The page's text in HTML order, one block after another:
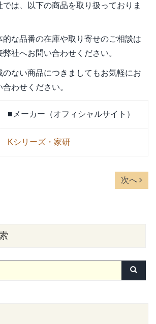
では、以下の商品を取り扱っておりま
的な品番の在庫や取り寄せのご相談は
弊社へお問い合わせください。
のない商品につきましてもお気軽にお
合わせください。
■メーカー（オフィシャルサイト）
Kシリーズ・家研
次へ